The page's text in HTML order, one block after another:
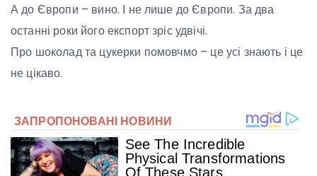
А до Європи – вино. І не лише до Європи. За два
останні роки його експорт зріс удвічі.
Про шоколад та цукерки помовчмо – це усі знають і це
не цікаво.